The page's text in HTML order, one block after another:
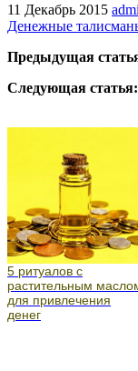
11 Декабрь 2015
Денежные
Предыдущая
Следующая статья:
5 ритуалов с
растительным
для привлечения
денег